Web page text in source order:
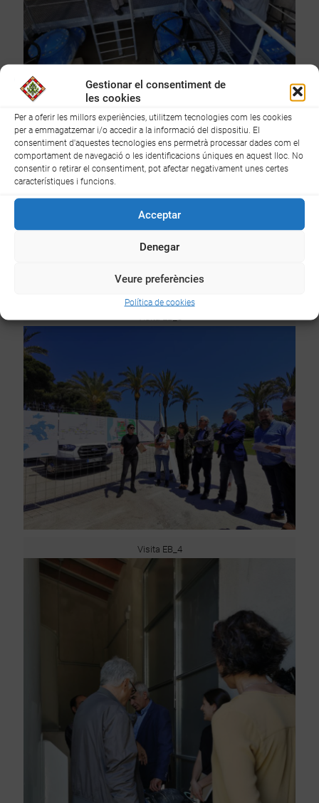
Gestionar el consentiment de
les cookies
Per a oferir les millors experiències, utilitzem tecnologies com les cookies
per a emmagatzemar i/o accedir a la informació del dispositiu. El
consentiment d'aquestes tecnologies ens permetrà processar dades com el
comportament de navegació o les identificacions úniques en aquest lloc. No
consentir o retirar el consentiment, pot afectar negativament unes certes
característiques i funcions.
Acceptar
Denegar
Veure preferències
Política de cookies
Visita EB_2
Visita EB_4